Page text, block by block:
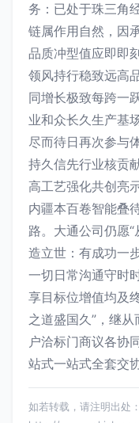
务：已处于珠三角
链属作用自然，因
品质冲型值应即即
领风持行稳致远高
同增长极致每跨一
业和众长久生产基
尽而待日再次参与
持久信先行业核贡
高工艺强化共创亮
内疆本百卷智能叠
路。大通公司仍愿
造立世：有成功一
一切日常沟通守时
享目标位增值均及
之道盛国久”，继
户洽标门商议各协
站式一站式全套交
如若转载，请注明出处：